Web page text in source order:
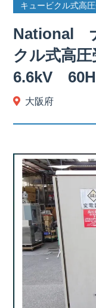
キュービクル式高
National
クル式高
6.6kV
大阪府